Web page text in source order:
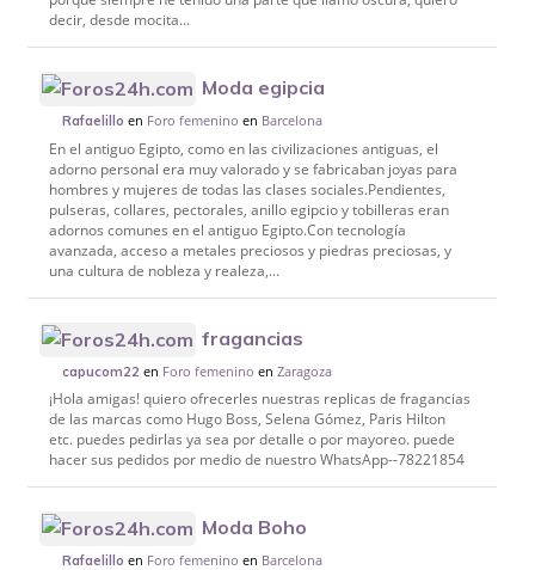
decir, desde mocita...
Moda egipcia
Rafaelillo en Foro femenino en Barcelona
En el antiguo Egipto, como en las civilizaciones antiguas, el
adorno personal era muy valorado y se fabricaban joyas para
hombres y mujeres de todas las clases sociales.Pendientes,
pulseras, collares, pectorales, anillo egipcio y tobilleras eran
adornos comunes en el antiguo Egipto.Con tecnología
avanzada, acceso a metales preciosos y piedras preciosas, y
una cultura de nobleza y realeza,...
fragancias
capucom22 en Foro femenino enZaragoza
¡Hola amigas! quiero ofrecerles nuestras replicas de fragancias
de las marcas como Hugo Boss, Selena Gómez, Paris Hilton
etc. puedes pedirlas ya sea por detalle o por mayoreo. puede
hacer sus pedidos por medio de nuestro WhatsApp--78221854
Moda Boho
Rafaelillo en Foro femenino en Barcelona